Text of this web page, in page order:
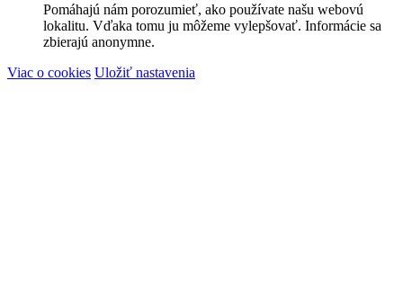
Pomáhajú nám porozumieť, ako používate našu webovú
lokalitu. Vďaka tomu ju môžeme vylepšovať. Informácie sa
zbierajú anonymne.
Viac o cookies Uložiť nastavenia